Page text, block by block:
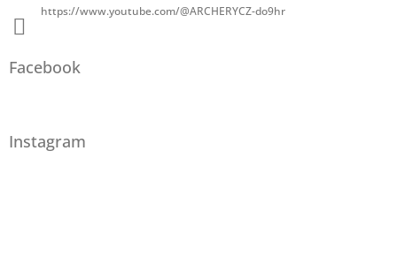
https://www.youtube.com/@ARCHERYCZ-do9hr
Facebook
Instagram